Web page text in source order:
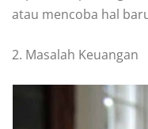
atau mencoba hal
2. Masalah Keuangan